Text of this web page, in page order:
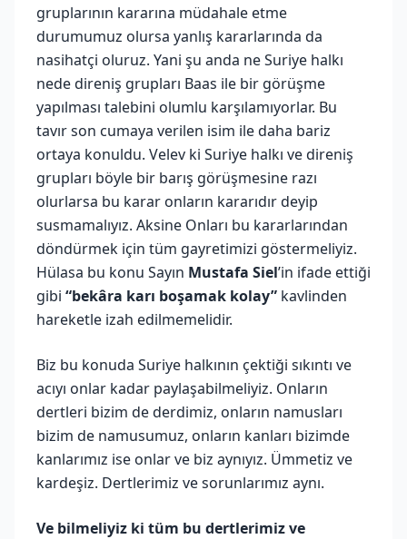
gruplarının kararına müdahale etme
durumumuz olursa yanlış kararlarında da
nasihatçi oluruz. Yani şu anda ne Suriye halkı
nede direniş grupları Baas ile bir görüşme
yapılması talebini olumlu karşılamıyorlar. Bu
tavır son cumaya verilen isim ile daha bariz
ortaya konuldu. Velev ki Suriye halkı ve direniş
grupları böyle bir barış görüşmesine razı
olurlarsa bu karar onların kararıdır deyip
susmamalıyız. Aksine Onları bu kararlarından
döndürmek için tüm gayretimizi göstermeliyiz.
Hülasa bu konu Sayın Mustafa Siel’in ifade ettiği
gibi “bekâra karı boşamak kolay” kavlinden
hareketle izah edilmemelidir.
Biz bu konuda Suriye halkının çektiği sıkıntı ve
acıyı onlar kadar paylaşabilmeliyiz. Onların
dertleri bizim de derdimiz, onların namusları
bizim de namusumuz, onların kanları bizimde
kanlarımız ise onlar ve biz aynıyız. Ümmetiz ve
kardeşiz. Dertlerimiz ve sorunlarımız aynı.
Ve bilmeliyiz ki tüm bu dertlerimiz ve